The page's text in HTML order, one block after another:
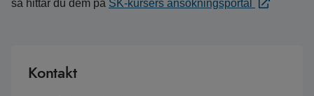
så hittar du dem på SK-kursers ansökningsportal
Kontakt